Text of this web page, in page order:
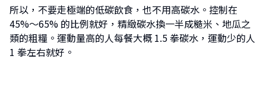
所以，不要走極端的低碳飲食，也不用高碳水。控制在
45%～65% 的比例就好，精緻碳水換一半成糙米、地瓜之
類的粗糧。運動量高的人每餐大概 1.5 拳碳水，運動少的人
1 拳左右就好。